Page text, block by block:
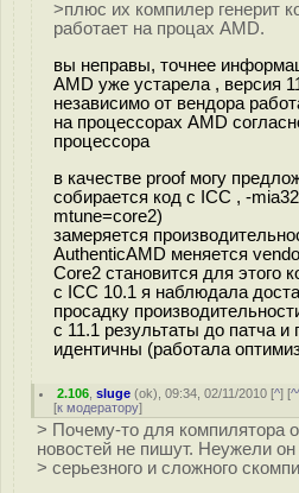
>плюс их компилер генерит
работает на процах AMD.
вы неправы, точнее
AMD уже устарела , версия
независимо от вендора
на процессорах AMD
процессора
в качестве proof могу
собирается код c ICC , -
mtune=core2)
замеряется
AuthenticAMD меняется
Core2 становится для этого
с ICC 10.1 я наблюдала
просадку
с 11.1 результаты до патча
идентичны (работала
2.106 ,sluge (ok), 09:34, 02/11/2010 [^] [
[к модератору]
> Почему-то для компилятора
новостей не пишут. Неужели он
> серьезного и сложного